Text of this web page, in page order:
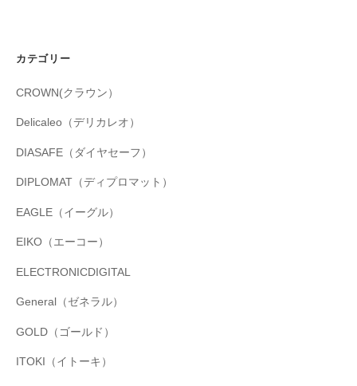
カテゴリー
CROWN(クラウン）
Delicaleo（デリカレオ）
DIASAFE（ダイヤセーフ）
DIPLOMAT（ディプロマット）
EAGLE（イーグル）
EIKO（エーコー）
ELECTRONICDIGITAL
General（ゼネラル）
GOLD（ゴールド）
ITOKI（イトーキ）